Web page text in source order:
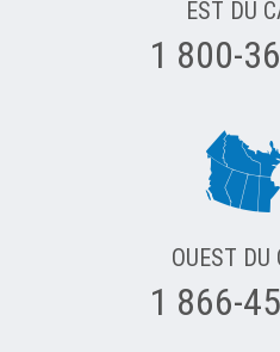
EST DU
1 800-
OUEST
1 866-